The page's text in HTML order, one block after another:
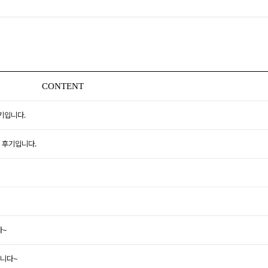
CONTENT
입니다.
기입니다.
~
다~